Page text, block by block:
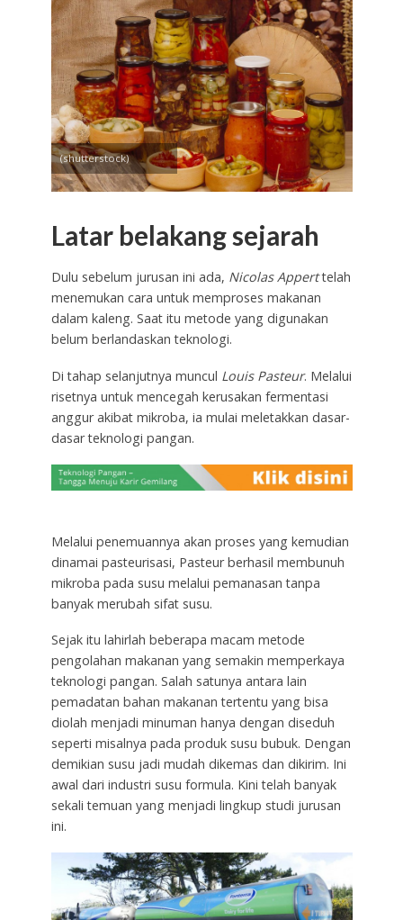
(shutterstock)
Latar belakang sejarah
Dulu sebelum jurusan ini ada, Nicolas Apperttelah
menemukan cara untuk memproses makanan
dalam kaleng. Saat itu metode yang digunakan
belum berlandaskan teknologi.
Di tahap selanjutnya muncul Louis Pasteur. Melalui
risetnya untuk mencegah kerusakan fermentasi
anggur akibat mikroba, ia mulai meletakkan dasar-
dasar teknologi pangan.
Melalui penemuannya akan proses yang kemudian
dinamai pasteurisasi, Pasteur berhasil membunuh
mikroba pada susu melalui pemanasan tanpa
banyak merubah sifat susu.
Sejak itu lahirlah beberapa macam metode
pengolahan makanan yang semakin memperkaya
teknologi pangan. Salah satunya antara lain
pemadatan bahan makanan tertentu yang bisa
diolah menjadi minuman hanya dengan diseduh
seperti misalnya pada produk susu bubuk. Dengan
demikian susu jadi mudah dikemas dan dikirim. Ini
awal dari industri susu formula. Kini telah banyak
sekali temuan yang menjadi lingkup studi jurusan
ini.